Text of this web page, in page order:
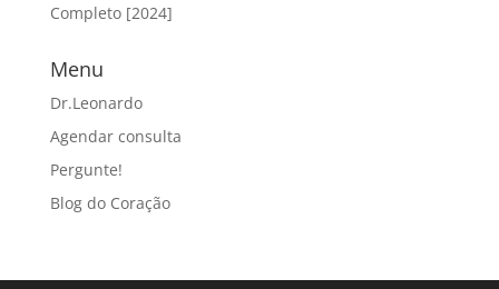
Completo [2024]
Menu
Dr.Leonardo
Agendar consulta
Pergunte!
Blog do Coração